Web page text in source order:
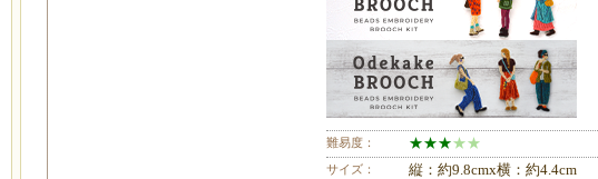
難易度： ★★★★★
サイズ： 縦：約9.8cmx横：約4.4cm